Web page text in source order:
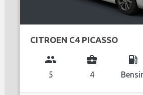
CITROEN C4 PICASSO
group
5
business_center
4
local_gas_station